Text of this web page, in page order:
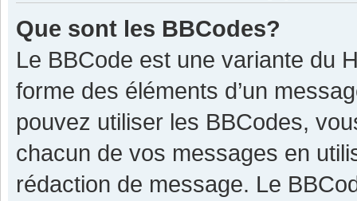
Que sont les BBCodes?
Le BBCode est une variante du
forme des éléments d’un
pouvez utiliser les BBCodes,
chacun de vos messages en
rédaction de message. Le